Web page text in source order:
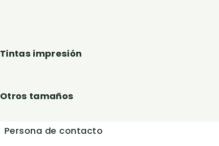
Tintas impresión
Otros tamaños
Persona de contacto